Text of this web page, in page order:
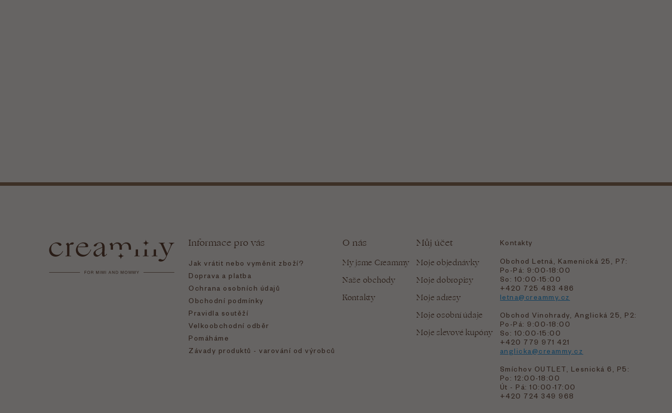
Informace pro vás
Jak vrátit nebo vyměnit zboží?
Doprava a platba
Ochrana osobních údajů
Obchodní podmínky
Pravidla soutěží
Velkoobchodní odběr
Pomáháme
Závady produktů - varování od výrobců
O nás
My jsme Creammy
Naše obchody
Kontakty
Můj účet
Moje objednávky
Moje dobropisy
Moje adresy
Moje osobní údaje
Moje slevové kupóny
Kontakty
Obchod Letná, Kamenická 25, P7:
Po-Pá: 9:00-18:00
So: 10:00-15:00
+420 725 483 486
letna@creammy.cz
Obchod Vinohrady, Anglická 25, P2:
Po-Pá: 9:00-18:00
So: 10:00-15:00
+420 779 971 421
anglicka@creammy.cz
Smíchov OUTLET, Lesnická 6, P5:
Po: 12:00-18:00
Út - Pá: 10:00-17:00
+420 724 349 968